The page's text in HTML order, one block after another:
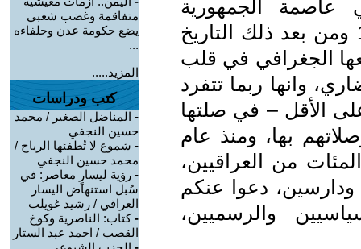
عاصمة الجمهورية
التشيكية، السلوفاكية حتى عام 1993 ومن بعد ذلك التاريخ
الجغرافي في قلب
وانها ربما تتفرد
الأقل – في صلتها
بها، ومنذ عام
من العراقيين،
ودارسين، دعوا عنكم
والرسميين،
متفاقمة وغضب شعبي
يضع حكومة عدن وحلفاءه
...
المزيد.....
كتب ودراسات
- المناضل الصغير / محمد
حسين النجفي
- شموع لا تُطفئها الرياح /
محمد حسين النجفي
- رؤية ليسارٍ معاصر: في
سُبل استنهاض اليسار
العراقي / رشيد غويلب
-كتاب: الناصرية وكوخ
القصب / احمد عبد الستار